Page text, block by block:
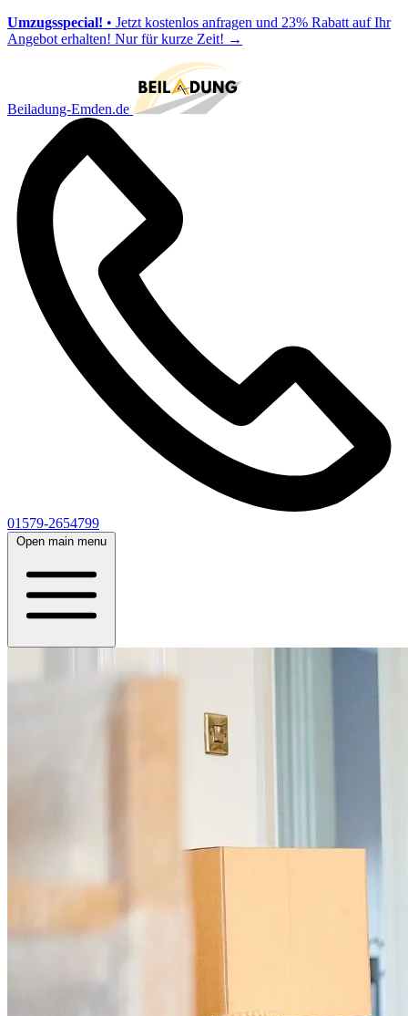
Umzugsspecial! • Jetzt kostenlos anfragen und 23% Rabatt auf Ihr
Angebot erhalten! Nur für kurze Zeit! →
Beiladung-Emden.de
01579-2654799
Open main menu